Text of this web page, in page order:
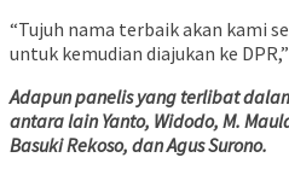
“Tujuh nama terbaik akan kami
untuk kemudian diajukan ke
Adapun panelis yang terlibat
antara lain Yanto, Widodo, M.
Basuki Rekoso, dan Agus Surono.